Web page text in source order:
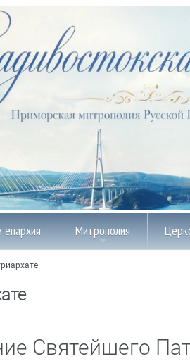
епархия Митрополия
Святейшего